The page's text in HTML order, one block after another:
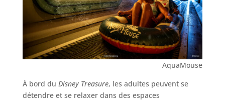
AquaMouse
À bord du Disney Treasure, les adultes peuvent se
détendre et se relaxer dans des espaces